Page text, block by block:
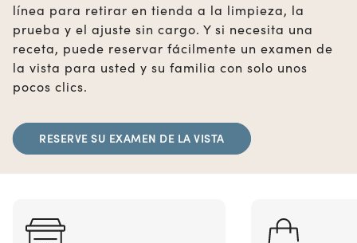
línea para retirar en tienda a la limpieza, la
prueba y el ajuste sin cargo. Y si necesita una
receta, puede reservar fácilmente un examen de
la vista para usted y su familia con solo unos
pocos clics.
RESERVE SU EXAMEN DE LA VISTA